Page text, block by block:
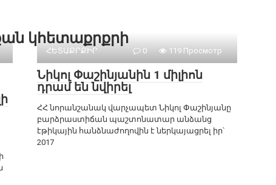
կհետաքրքրի
ՀԵՏԱՔՐՔԻՐ 0 119 Просмотр
Նիկոլ Փաշինյանին 1 միլիոն
դրամ են նվիրել
ՀՀ նորանշանակ վարչապետ Նիկոլ Փաշինյանը
բարձրաստիճան պաշտոնատար անձանց
էթիկային հանձնաժողովին է ներկայացրել իր՝
2017